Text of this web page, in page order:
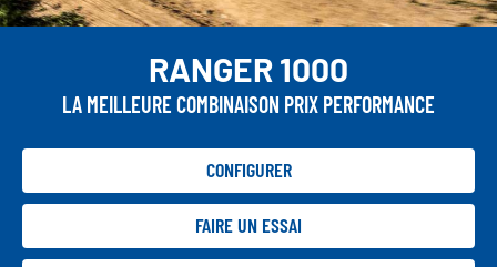
RANGER 1000
LA MEILLEURE COMBINAISON PRIX PERFORMANCE
CONFIGURER
FAIRE UN ESSAI